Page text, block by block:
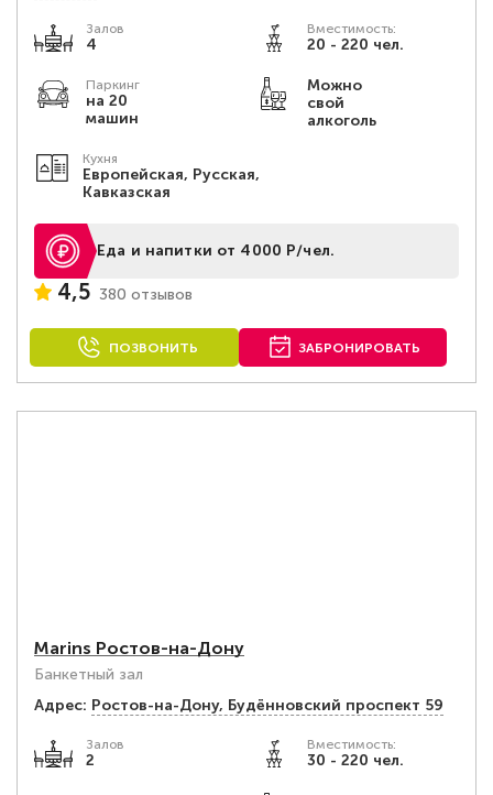
Залов
4
Вместимость:
20 - 220 чел.
Паркинг
на 20
машин
Можно
свой
алкоголь
Кухня
Европейская, Русская,
Кавказская
Еда и напитки от 4000 Р/чел.
4,5 380 отзывов
ПОЗВОНИТЬ ЗАБРОНИРОВАТЬ
Marins Ростов-на-Дону
Банкетный зал
Адрес: Ростов-на-Дону, Будённовский проспект 59
Залов
2
Вместимость:
30 - 220 чел.